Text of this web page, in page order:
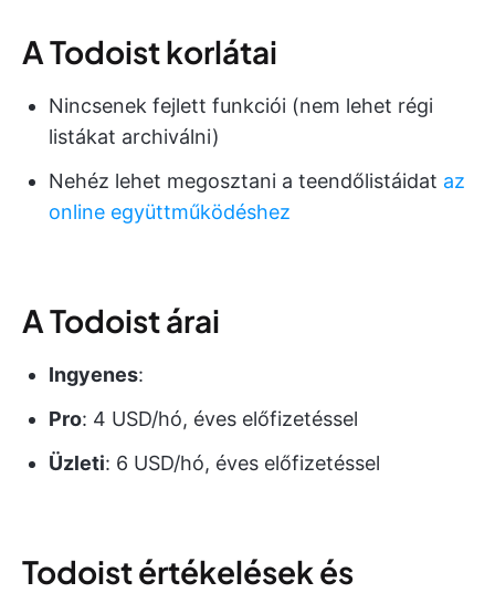
A Todoist korlátai
Nincsenek fejlett funkciói (nem lehet régi
listákat archiválni)
Nehéz lehet megosztani a teendőlistáidat az
online együttműködéshez
A Todoist árai
Ingyenes:
Pro: 4 USD/hó, éves előfizetéssel
Üzleti: 6 USD/hó, éves előfizetéssel
Todoist értékelések és